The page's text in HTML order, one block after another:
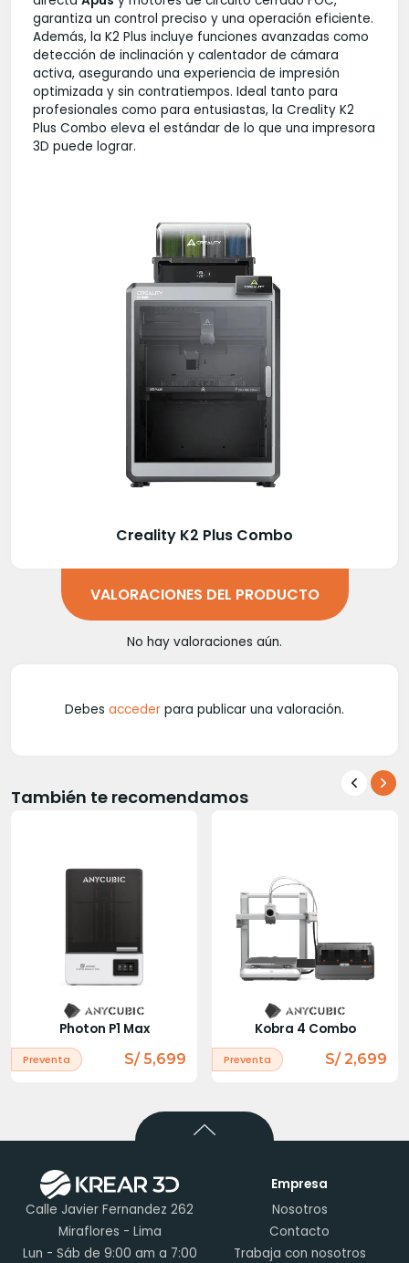
garantiza un control preciso y una operación eficiente.
Además, la K2 Plus incluye funciones avanzadas como
detección de inclinación y calentador de cámara
activa, asegurando una experiencia de impresión
optimizada y sin contratiempos. Ideal tanto para
profesionales como para entusiastas, la Creality K2
Plus Combo eleva el estándar de lo que una impresora
3D puede lograr.
Creality K2 Plus Combo
VALORACIONES DEL PRODUCTO
No hay valoraciones aún.
Debes acceder para publicar una valoración.
También te recomendamos
Photon P1 Max
Preventa S/ 5,699
Kobra 4 Combo
Preventa S/ 2,699
Calle Javier Fernandez 262
Miraflores - Lima
Lun - Sáb de 9:00 am a 7:00
Empresa
Nosotros
Contacto
Trabaja con nosotros